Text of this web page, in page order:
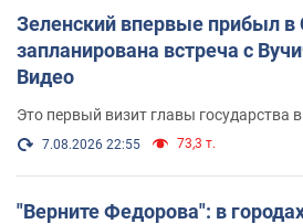
Зеленский впервые прибыл
запланирована встреча с
Видео
Это первый визит главы государства
7.08.2026 22:55 73,3 т.
"Верните Федорова": в